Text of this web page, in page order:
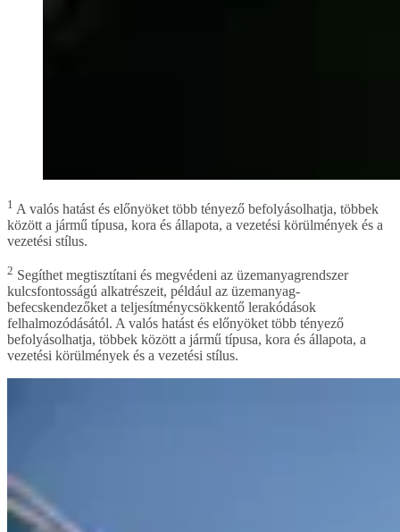
1 A valós hatást és előnyöket több tényező befolyásolhatja, többek
között a jármű típusa, kora és állapota, a vezetési körülmények és a
vezetési stílus.
2 Segíthet megtisztítani és megvédeni az üzemanyagrendszer
kulcsfontosságú alkatrészeit, például az üzemanyag-
befecskendezőket a teljesítménycsökkentő lerakódások
felhalmozódásától. A valós hatást és előnyöket több tényező
befolyásolhatja, többek között a jármű típusa, kora és állapota, a
vezetési körülmények és a vezetési stílus.